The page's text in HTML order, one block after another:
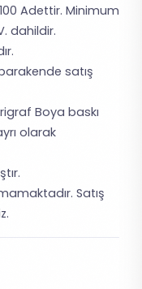
Adettir. Minimum
dahildir.
satış
Boya baskı
olarak
Satış